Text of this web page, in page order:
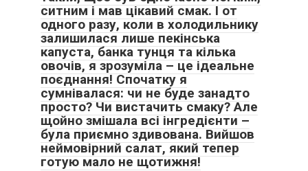
ситним і мав цікавий смак. І от
одного разу, коли в холодильнику
залишилася лише пекінська
капуста, банка тунця та кілька
овочів, я зрозуміла – це ідеальне
поєднання! Спочатку я
сумнівалася: чи не буде занадто
просто? Чи вистачить смаку? Але
щойно змішала всі інгредієнти –
була приємно здивована. Вийшов
неймовірний салат, який тепер
готую мало не щотижня!